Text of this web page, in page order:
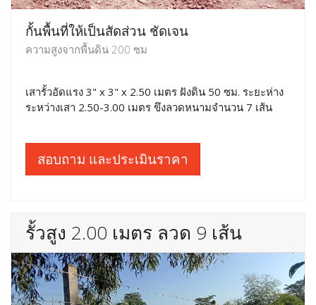
กั้นพื้นที่ให้เป็นสัดส่วน ชัดเจน
ความสูงจากพื้นดิน 200 ซม
เสารั้วอัดแรง 3" x 3" x 2.50 เมตร ฝังดิน 50 ซม. ระยะห่าง
ระหว่างเสา 2.50-3.00 เมตร ขึงลวดหนามจำนวน 7 เส้น
สอบถาม และประเมินราคา
รั้วสูง 2.00 เมตร ลวด 9 เส้น